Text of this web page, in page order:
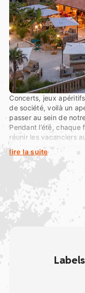
Concerts, jeux
de société, voilà un
passer au sein de
Pendant l’été, chaque
réunir les vacanciers
l’ensemble du
lire la suite